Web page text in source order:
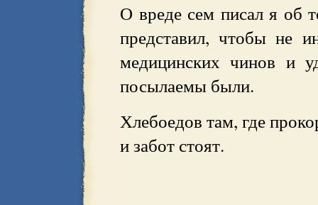
О вреде сем писал я об
представил, чтобы не
медицинских чинов и
посылаемы были.
Хлебоедов там, где
и забот стоят.